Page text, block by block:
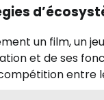
un film, un
et de ses
entre